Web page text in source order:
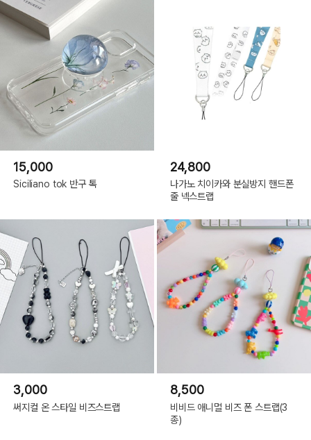
15,000
Siciliano tok 반구 톡
24,800
나가노 치이카와 분실방지 핸드폰
줄 넥스트랩
3,000
써지컬 온 스타일 비즈스트랩
8,500
비비드 애니멀 비즈 폰 스트랩(3
종)